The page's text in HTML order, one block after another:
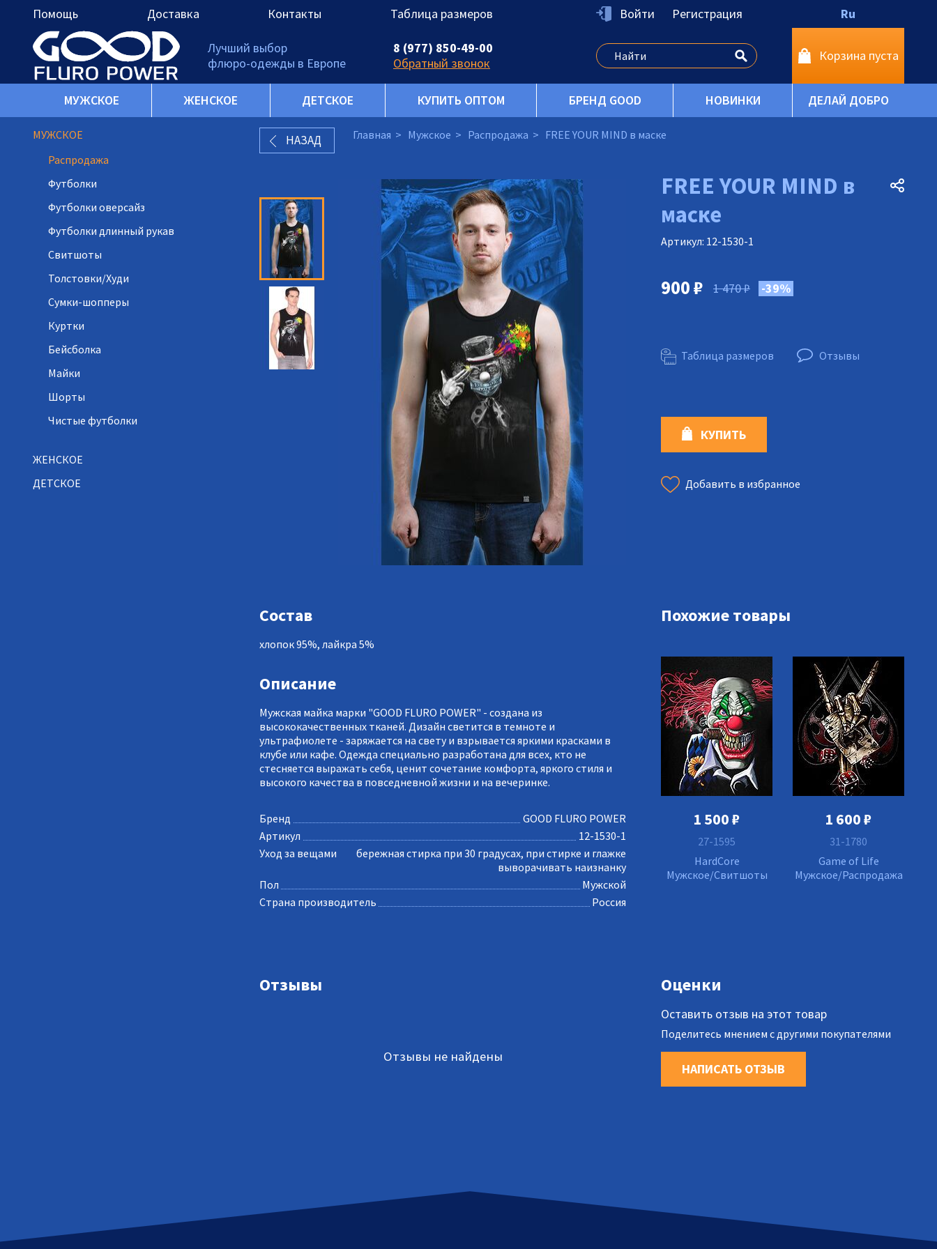
Помощь Доставка Контакты Таблица размеров Войти Регистрация Ru
Лучший выбор
флюро-одежды в Европе
8 (977) 850-49-00
Обратный звонок
Корзина пуста
МУЖСКОЕ ЖЕНСКОЕ ДЕТСКОЕ КУПИТЬ ОПТОМ БРЕНД GOOD НОВИНКИ ДЕЛАЙ ДОБРО
МУЖСКОЕ
Распродажа
Футболки
Футболки оверсайз
Футболки длинный рукав
Свитшоты
Толстовки/Худи
Сумки-шопперы
Куртки
Бейсболка
Майки
Шорты
Чистые футболки
ЖЕНСКОЕ
ДЕТСКОЕ
НАЗАД Главная Мужское Распродажа FREE YOUR MIND в маске
FREE YOUR MIND в
маске
Артикул: 12-1530-1
900₽ 1 470₽ -39%
Таблица размеров Отзывы
КУПИТЬ
Добавить в избранное
Состав
хлопок 95%, лайкра 5%
Описание
Мужская майка марки "GOOD FLURO POWER" - создана из
высококачественных тканей. Дизайн светится в темноте и
ультрафиолете - заряжается на свету и взрывается яркими красками в
клубе или кафе. Одежда специально разработана для всех, кто не
стесняется выражать себя, ценит сочетание комфорта, яркого стиля и
высокого качества в повседневной жизни и на вечеринке.
Бренд
GOOD FLURO POWER
Артикул
12-1530-1
Уход за вещами
бережная стирка при 30 градусах, при стирке и глажке
выворачивать наизнанку
Пол
Мужской
Страна производитель
Россия
Похожие товары
1 500₽
27-1595
HardCore
Мужское/Свитшоты
1 600₽
31-1780
Game of Life
Мужское/Распродажа
Отзывы
Отзывы не найдены
Оценки
Оставить отзыв на этот товар
Поделитесь мнением с другими покупателями
НАПИСАТЬ ОТЗЫВ